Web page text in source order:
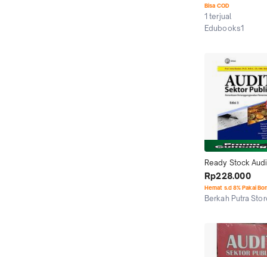
Bisa COD
1 terjual
Edubooks1
Ready Stock
Publik E3 Indra
Rp228.000
Hemat s.d 8% Pakai
Berkah Putra